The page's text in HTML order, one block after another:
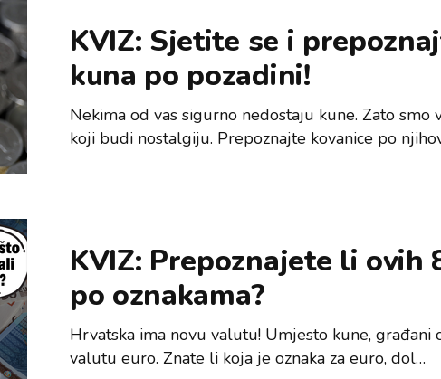
KVIZ: Sjetite se i
kuna po pozadini!
Nekima od vas sigurno nedostaju kune. Zato smo
koji budi nostalgiju. Prepoznajte kovanice po
KVIZ: Prepoznajete li ovih
po oznakama?
Hrvatska ima novu valutu! Umjesto kune, građani
valutu euro. Znate li koja je oznaka za euro, dol…